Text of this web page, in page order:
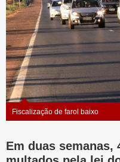
Fiscalização de farol baixo
Em duas semanas,